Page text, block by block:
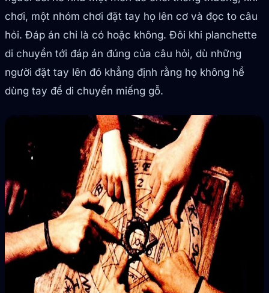
chơi, một nhóm chơi đặt tay họ lên cơ và đọc to câu
hỏi. Đáp án chỉ là có hoặc không. Đôi khi planchette
di chuyển tới đáp án đúng của câu hỏi, dù những
người đặt tay lên đó khẳng định rằng họ không hề
dùng tay để di chuyển miếng gỗ.